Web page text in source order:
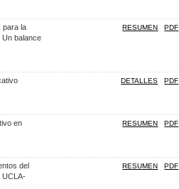
para la
Un balance
RESUMEN PDF
DETALLES PDF
en
RESUMEN PDF
del
UCLA-
RESUMEN PDF